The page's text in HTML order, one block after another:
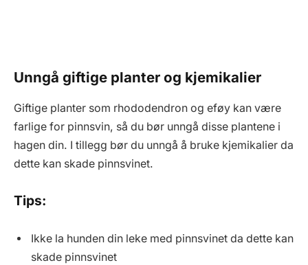
Unngå giftige planter og kjemikalier
Giftige planter som rhododendron og eføy kan være
farlige for pinnsvin, så du bør unngå disse plantene i
hagen din. I tillegg bør du unngå å bruke kjemikalier da
dette kan skade pinnsvinet.
Tips:
Ikke la hunden din leke med pinnsvinet da dette kan
skade pinnsvinet